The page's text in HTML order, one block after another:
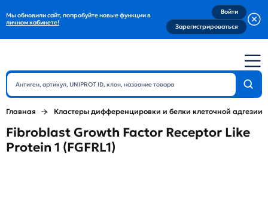
Мы обновили сайт, попробуйте новые функции в
личном кабинете!
Войти
Зарегистрироваться
Главная Кластеры дифференцировки и белки клеточной адгезии
Fibroblast Growth Factor Receptor Like
Protein 1 (FGFRL1)